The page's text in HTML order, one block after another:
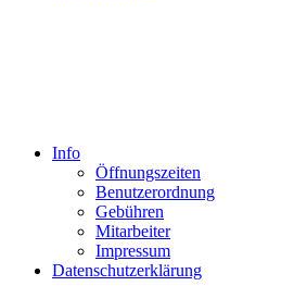
Info
Öffnungszeiten
Benutzerordnung
Gebühren
Mitarbeiter
Impressum
Datenschutzerklärung